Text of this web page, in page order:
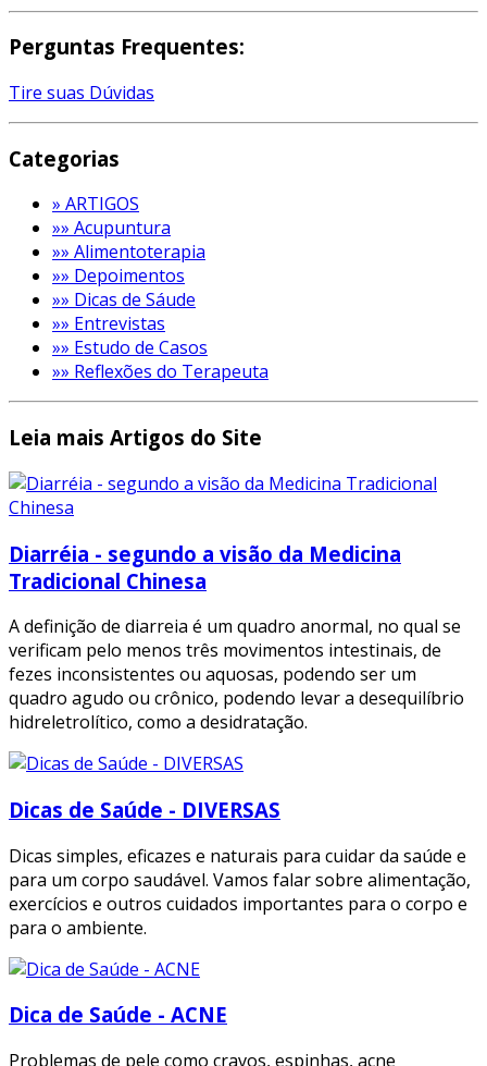
Perguntas Frequentes:
Tire suas Dúvidas
Categorias
» ARTIGOS
»» Acupuntura
»» Alimentoterapia
»» Depoimentos
»» Dicas de Sáude
»» Entrevistas
»» Estudo de Casos
»» Reflexões do Terapeuta
Leia mais Artigos do Site
Diarréia - segundo a visão da Medicina
Tradicional Chinesa
A definição de diarreia é um quadro anormal, no qual se
verificam pelo menos três movimentos intestinais, de
fezes inconsistentes ou aquosas, podendo ser um
quadro agudo ou crônico, podendo levar a desequilíbrio
hidreletrolítico, como a desidratação.
Dicas de Saúde - DIVERSAS
Dicas simples, eficazes e naturais para cuidar da saúde e
para um corpo saudável. Vamos falar sobre alimentação,
exercícios e outros cuidados importantes para o corpo e
para o ambiente.
Dica de Saúde - ACNE
Problemas de pele como cravos, espinhas, acne